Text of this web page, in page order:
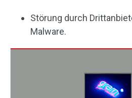
Störung durch
Malware.